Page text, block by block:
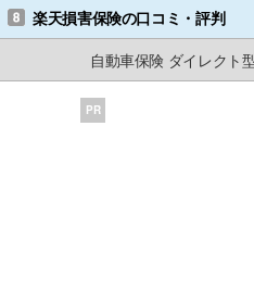
楽天損害保険の口コミ・評判
自動車保険 ダイレクト
PR